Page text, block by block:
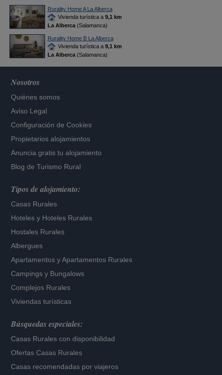
Rurality Home A La Alberca
Vivienda turística a 9,1 km
La Alberca(Salamanca)
Rurality Home B La Alberca
Vivienda turística a 9,1 km
La Alberca(Salamanca)
Nosotros
Quiénes somos
Aviso Legal
Configuración de Cookies
Propietarios alojamientos
Anuncia gratis tu alojamiento
Blog de Turismo Rural
Tipos de alojamiento:
Casas Rurales
Hoteles y Hoteles Rurales
Hostales Rurales
Albergues
Apartamentos yApartamentos Rurales
Campings y Bungalows
Complejos Rurales
Viviendas turísticas
Búsquedas especiales:
Casas Rurales con disponibilidad
Ofertas Casas Rurales
Casas recomendadas por viajeros